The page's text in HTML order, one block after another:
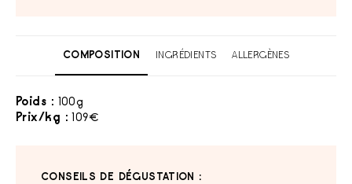
COMPOSITION INGRÉDIENTS ALLERGÈNES
Poids : 100g
Prix/kg : 109€
CONSEILS DE DÉGUSTATION :